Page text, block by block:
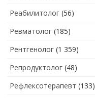
Реабилитолог (56)
Ревматолог (185)
Рентгенолог (1 359)
Репродуктолог (48)
Рефлексотерапевт (133)